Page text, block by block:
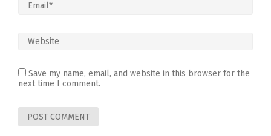
Save my name, email, and website in this browser for the
next time I comment.